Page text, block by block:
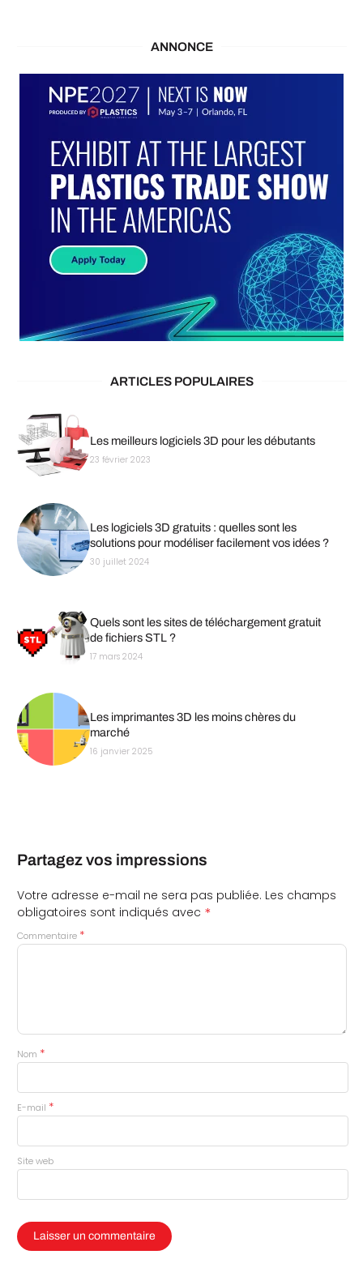
ANNONCE
ARTICLES POPULAIRES
Les meilleurs logiciels 3D pour les débutants
23 février 2023
Les logiciels 3D gratuits : quelles sont les
solutions pour modéliser facilement vos idées ?
30 juillet 2024
Quels sont les sites de téléchargement gratuit
de fichiers STL ?
17 mars 2024
Les imprimantes 3D les moins chères du
marché
16 janvier 2025
Partagez vos impressions
Votre adresse e-mail ne sera pas publiée. Les champs
obligatoires sont indiqués avec *
Commentaire *
Nom *
E-mail *
Site web